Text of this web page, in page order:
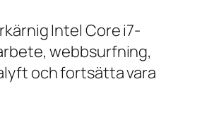
Intel Core i7-
webbsurfning,
och fortsätta vara